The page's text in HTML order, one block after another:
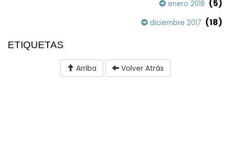
enero 2018 (5)
diciembre 2017 (18)
ETIQUETAS
Arriba Volver Atrás